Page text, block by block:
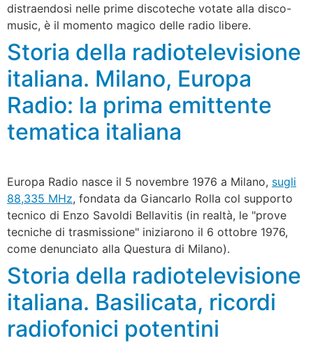
distraendosi nelle prime discoteche votate alla disco-
music, è il momento magico delle radio libere.
Storia della radiotelevisione
italiana. Milano, Europa
Radio: la prima emittente
tematica italiana
Europa Radio nasce il 5 novembre 1976 a Milano, sugli
88,335 MHz, fondata da Giancarlo Rolla col supporto
tecnico di Enzo Savoldi Bellavitis (in realtà, le "prove
tecniche di trasmissione" iniziarono il 6 ottobre 1976,
come denunciato alla Questura di Milano).
Storia della radiotelevisione
italiana. Basilicata, ricordi
radiofonici potentini